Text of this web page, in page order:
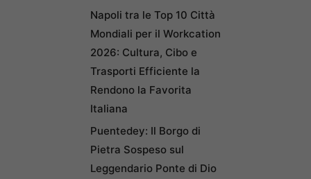
Napoli tra le Top 10 Città
Mondiali per il Workcation
2026: Cultura, Cibo e
Trasporti Efficiente la
Rendono la Favorita
Italiana
Puentedey: Il Borgo di
Pietra Sospeso sul
Leggendario Ponte di Dio